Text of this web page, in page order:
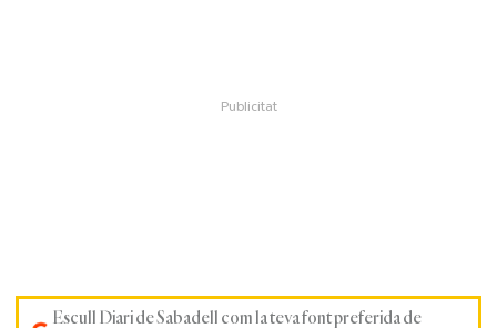
Escull Diari de Sabadell com la teva font preferida de